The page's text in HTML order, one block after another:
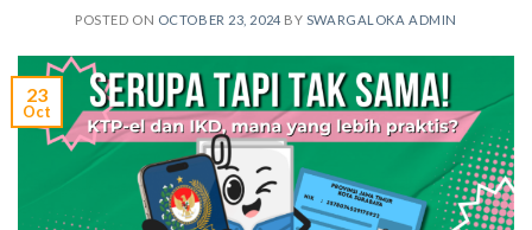
POSTED ON OCTOBER 23, 2024 BY SWARGALOKA ADMIN
23
Oct